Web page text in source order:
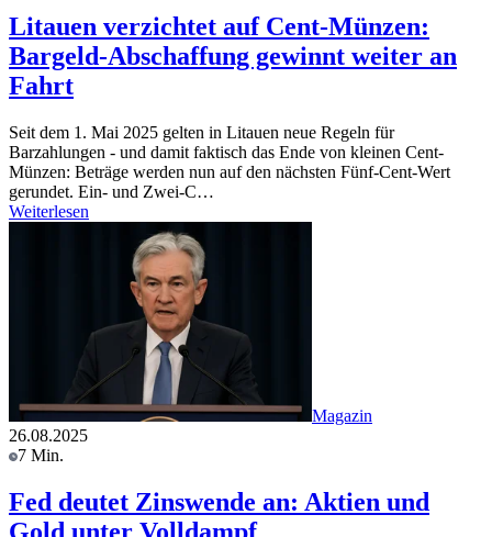
Litauen verzichtet auf Cent-Münzen:
Bargeld-Abschaffung gewinnt weiter an
Fahrt
Seit dem 1. Mai 2025 gelten in Litauen neue Regeln für
Barzahlungen - und damit faktisch das Ende von kleinen Cent-
Münzen: Beträge werden nun auf den nächsten Fünf-Cent-Wert
gerundet. Ein- und Zwei-C…
Weiterlesen
Magazin
26.08.2025
7 Min.
Fed deutet Zinswende an: Aktien und